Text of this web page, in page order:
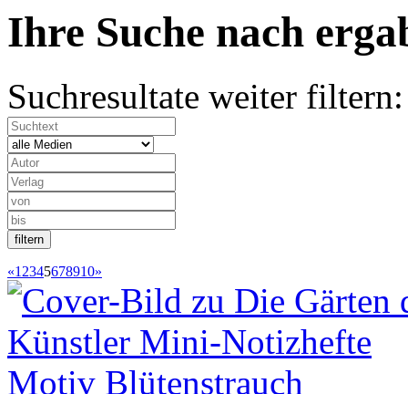
Ihre Suche nach
Suchresultate weiter filtern:
«12345678910»